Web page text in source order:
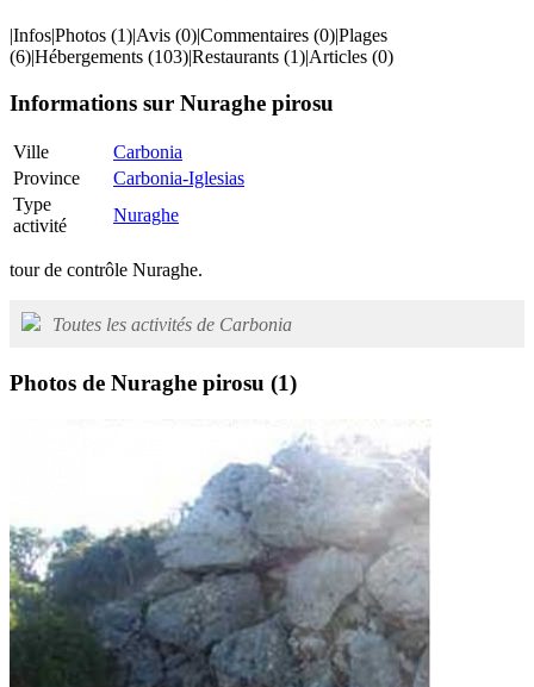
|Infos|Photos (1)|Avis (0)|Commentaires (0)|Plages
(6)|Hébergements (103)|Restaurants (1)|Articles (0)
Informations sur Nuraghe pirosu
Ville
Carbonia
Province
Carbonia-Iglesias
Type
activité
Nuraghe
tour de contrôle Nuraghe.
Toutes les activités de Carbonia
Photos de Nuraghe pirosu (1)